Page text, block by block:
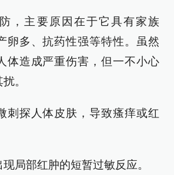
，主要原因在于它具有家族
卵多、抗药性强等特性。虽然
体造成严重伤害，但一不小心
。
刺探人体皮肤，导致瘙痒或红
局部红肿的短暂过敏反应。